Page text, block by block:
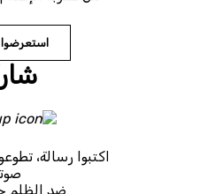
اكتبوا رسالة،
ضد الظلم